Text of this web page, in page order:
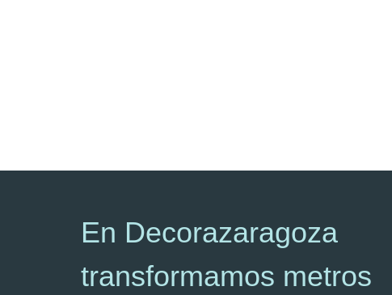
En Decorazaragoza
transformamos metros